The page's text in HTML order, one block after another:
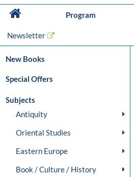
Program
Newsletter
New Books
Special Offers
Subjects
Antiquity
Oriental Studies
Eastern Europe
Book / Culture / History